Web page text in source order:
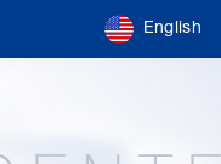
English